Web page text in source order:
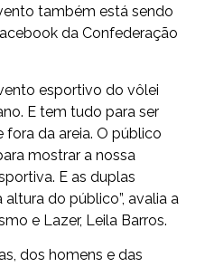
também está sendo
da Confederação
esportivo do vôlei
E tem tudo para ser
da areia. O público
mostrar a nossa
E as duplas
do público”, avalia a
e Lazer, Leila Barros.
dos homens e das